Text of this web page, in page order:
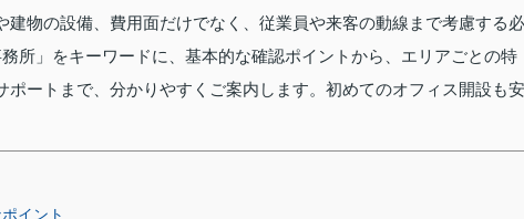
物の設備、費用面だけでなく、従業員や来客の動線まで考慮する必
所」をキーワードに、基本的な確認ポイントから、エリアごとの特
ートまで、分かりやすくご案内します。初めてのオフィス開設も安
イント